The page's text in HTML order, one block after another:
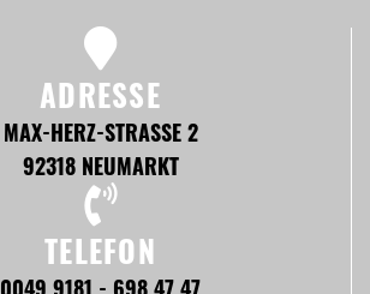
ADRESSE
MAX-HERZ-STRASSE 2
92318 NEUMARKT
TELEFON
0049 9181 - 698 47 47